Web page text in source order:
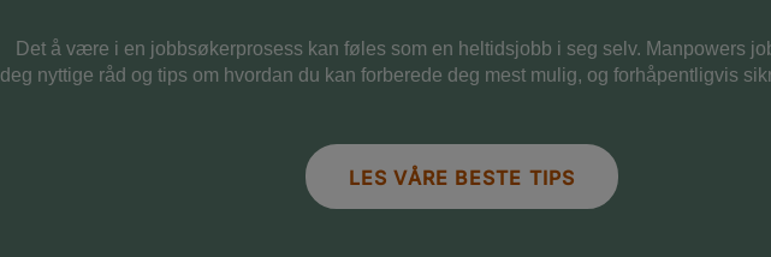
Det å være i en jobbsøkerprosess kan føles som en heltidsjobb i seg selv. Manpowers
deg nyttige råd og tips om hvordan du kan forberede deg mest mulig, og forhåpentligvis
LES VÅRE BESTE TIPS